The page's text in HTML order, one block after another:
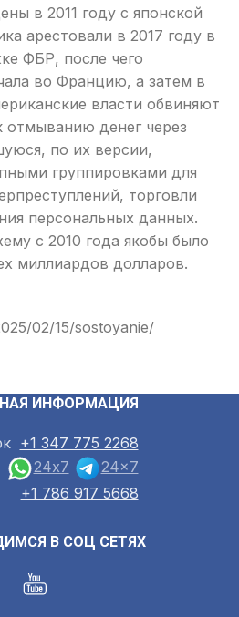
в 2011 году с японской
арестовали в 2017 году в
ФБР, после чего
во Францию, а затем в
власти обвиняют
отмыванию денег через
по их версии,
группировками для
торговли
персональных данных.
с 2010 года якобы было
миллиардов долларов.
02/15/sostoyanie/
ИНФОРМАЦИЯ
+1 347 775 2268
24x7
24x7
+1 786 917 5668
В СОЦ СЕТЯХ